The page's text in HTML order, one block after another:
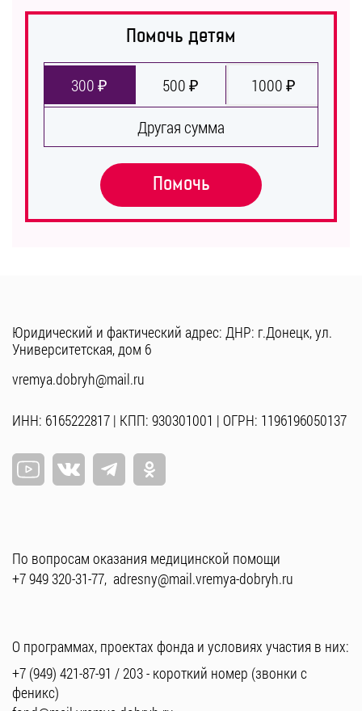
Помочь детям
300 ₽ 500 ₽
1000 ₽
Другая сумма
Помочь
Юридический и фактический адрес: ДНР: г.Донецк, ул.
Университетская, дом 6
vremya.dobryh@mail.ru
ИНН: 6165222817 | КПП: 930301001 | ОГРН: 1196196050137
По вопросам оказания медицинской помощи
+7 949 320-31-77, adresny@mail.vremya-dobryh.ru
О программах, проектах фонда и условиях участия в них:
+7 (949) 421-87-91 / 203- короткий номер (звонки с
феникс)